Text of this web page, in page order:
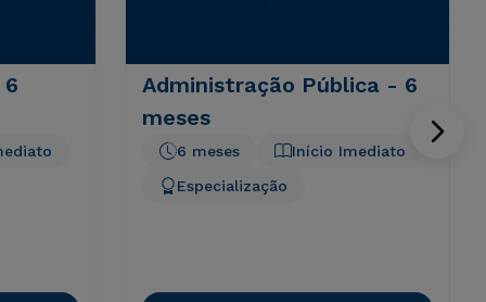
Administração Pública - 6
meses
Início Imediato
6 meses
Especialização